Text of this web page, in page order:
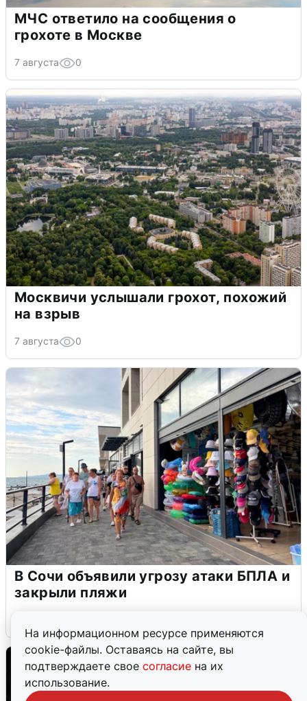
На информационном ресурсе применяются
cookie-файлы. Оставаясь на сайте, вы
подтверждаете свое согласие на их
использование.
МЧС ответило на сообщения о
грохоте в Москве
7 августа 0
Москвичи услышали грохот, похожий
на взрыв
7 августа 0
В Сочи объявили угрозу атаки БПЛА и
закрыли пляжи